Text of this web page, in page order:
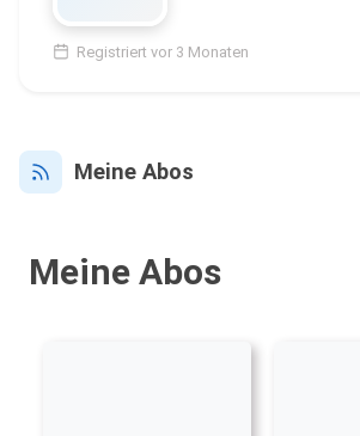
Registriert vor 3 Monaten
Meine Abos
Meine Abos